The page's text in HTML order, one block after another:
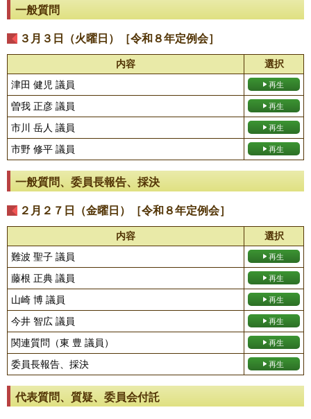
一般質問
３月３日（火曜日）［令和８年定例会］
内容
選択
津田 健児 議員
曽我 正彦 議員
市川 岳人 議員
市野 修平 議員
一般質問、委員長報告、採決
２月２７日（金曜日）［令和８年定例会］
内容
選択
難波 聖子 議員
藤根 正典 議員
山崎 博 議員
今井 智広 議員
関連質問（東 豊 議員）
委員長報告、採決
代表質問、質疑、委員会付託